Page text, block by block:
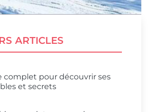
ARTICLES
complet pour découvrir ses
et secrets